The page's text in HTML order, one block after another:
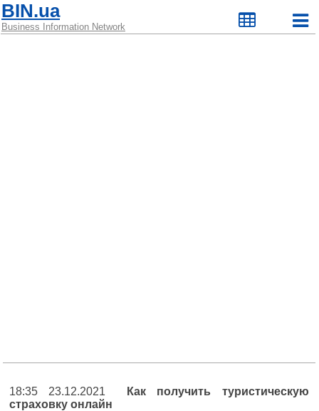
BIN.ua
Business Information Network
18:35 23.12.2021
Как получить туристическую
страховку онлайн